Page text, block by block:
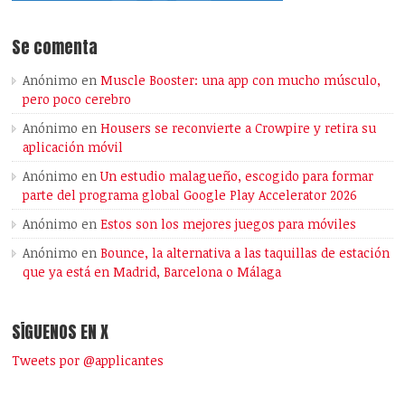
Se comenta
Anónimo enMuscle Booster: una app con mucho músculo,
pero poco cerebro
Anónimo enHousers se reconvierte a Crowpire y retira su
aplicación móvil
Anónimo enUn estudio malagueño, escogido para formar
parte del programa global Google Play Accelerator 2026
Anónimo enEstos son los mejores juegos para móviles
Anónimo enBounce, la alternativa a las taquillas de estación
que ya está en Madrid, Barcelona o Málaga
SÍGUENOS EN X
Tweets por @applicantes